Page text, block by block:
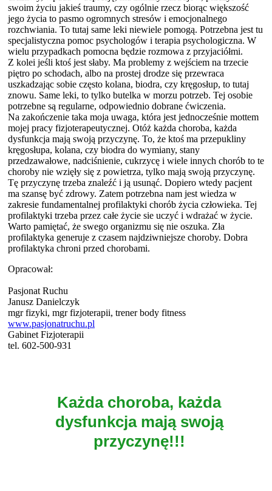
swoim życiu jakieś traumy, czy ogólnie rzecz biorąc większość
jego życia to pasmo ogromnych stresów i emocjonalnego
rozchwiania. To tutaj same leki niewiele pomogą. Potrzebna jest tu
specjalistyczna pomoc psychologów i terapia psychologiczna. W
wielu przypadkach pomocna będzie rozmowa z przyjaciółmi.
Z kolei jeśli ktoś jest słaby. Ma problemy z wejściem na trzecie
piętro po schodach, albo na prostej drodze się przewraca
uszkadzając sobie często kolana, biodra, czy kręgosłup, to tutaj
znowu. Same leki, to tylko butelka w morzu potrzeb. Tej osobie
potrzebne są regularne, odpowiednio dobrane ćwiczenia.
Na zakończenie taka moja uwaga, która jest jednocześnie mottem
mojej pracy fizjoterapeutycznej. Otóż każda choroba, każda
dysfunkcja mają swoją przyczynę. To, że ktoś ma przepukliny
kręgosłupa, kolana, czy biodra do wymiany, stany
przedzawałowe, nadciśnienie, cukrzycę i wiele innych chorób to te
choroby nie wzięły się z powietrza, tylko mają swoją przyczynę.
Tę przyczynę trzeba znaleźć i ją usunąć. Dopiero wtedy pacjent
ma szansę być zdrowy. Zatem potrzebna nam jest wiedza w
zakresie fundamentalnej profilaktyki chorób życia człowieka. Tej
profilaktyki trzeba przez całe życie sie uczyć i wdrażać w życie.
Warto pamiętać, że swego organizmu się nie oszuka. Zła
profilaktyka generuje z czasem najdziwniejsze choroby. Dobra
profilaktyka chroni przed chorobami.
Opracował:
Pasjonat Ruchu
Janusz Danielczyk
mgr fizyki, mgr fizjoterapii, trener body fitness
www.pasjonatruchu.pl
Gabinet Fizjoterapii
tel. 602-500-931
Każda choroba, każda
dysfunkcja mają swoją
przyczynę!!!